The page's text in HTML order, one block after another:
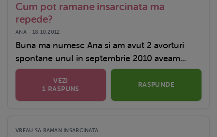
Cum pot ramane insarcinata ma
repede?
ANA - 18.10.2012
Buna ma numesc Ana si am avut 2 avorturi
spontane unul in septembrie 2010 aveam...
VEZI
1 RASPUNS
RASPUNDE
VREAU SA RAMAN INSARCINATA